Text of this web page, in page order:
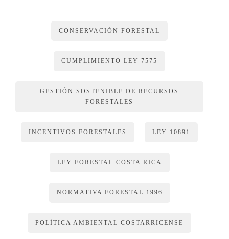
CONSERVACIÓN FORESTAL
CUMPLIMIENTO LEY 7575
GESTIÓN SOSTENIBLE DE RECURSOS
FORESTALES
INCENTIVOS FORESTALES LEY 10891
LEY FORESTAL COSTA RICA
NORMATIVA FORESTAL 1996
POLÍTICA AMBIENTAL COSTARRICENSE